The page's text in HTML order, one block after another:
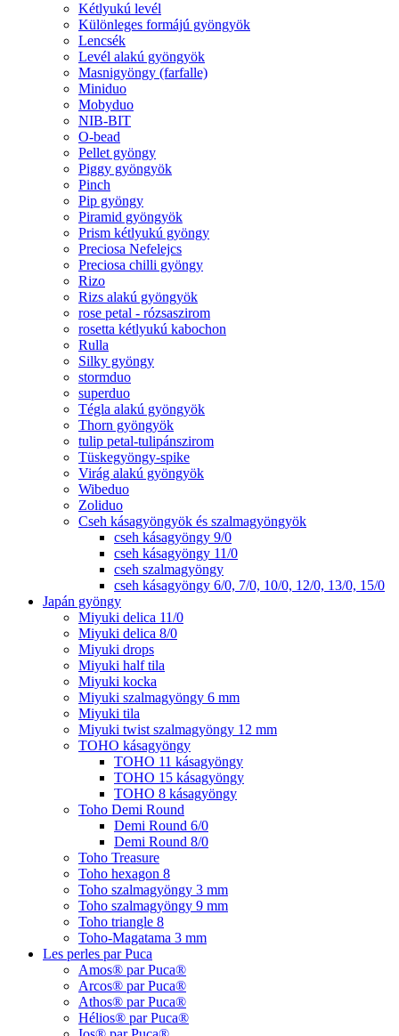
Kétlyukú levél
Különleges formájú gyöngyök
Lencsék
Levél alakú gyöngyök
Masnigyöngy (farfalle)
Miniduo
Mobyduo
NIB-BIT
O-bead
Pellet gyöngy
Piggy gyöngyök
Pinch
Pip gyöngy
Piramid gyöngyök
Prism kétlyukú gyöngy
Preciosa Nefelejcs
Preciosa chilli gyöngy
Rizo
Rizs alakú gyöngyök
rose petal - rózsaszirom
rosetta kétlyukú kabochon
Rulla
Silky gyöngy
stormduo
superduo
Tégla alakú gyöngyök
Thorn gyöngyök
tulip petal-tulipánszirom
Tüskegyöngy-spike
Virág alakú gyöngyök
Wibeduo
Zoliduo
Cseh kásagyöngyök és szalmagyöngyök
cseh kásagyöngy 9/0
cseh kásagyöngy 11/0
cseh szalmagyöngy
cseh kásagyöngy 6/0, 7/0, 10/0, 12/0, 13/0, 15/0
Japán gyöngy
Miyuki delica 11/0
Miyuki delica 8/0
Miyuki drops
Miyuki half tila
Miyuki kocka
Miyuki szalmagyöngy 6 mm
Miyuki tila
Miyuki twist szalmagyöngy 12 mm
TOHO kásagyöngy
TOHO 11 kásagyöngy
TOHO 15 kásagyöngy
TOHO 8 kásagyöngy
Toho Demi Round
Demi Round 6/0
Demi Round 8/0
Toho Treasure
Toho hexagon 8
Toho szalmagyöngy 3 mm
Toho szalmagyöngy 9 mm
Toho triangle 8
Toho-Magatama 3 mm
Les perles par Puca
Amos® par Puca®
Arcos® par Puca®
Athos® par Puca®
Hélios® par Puca®